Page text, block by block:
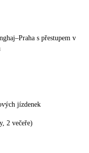
s přestupem v
jízdenek
2 večeře)